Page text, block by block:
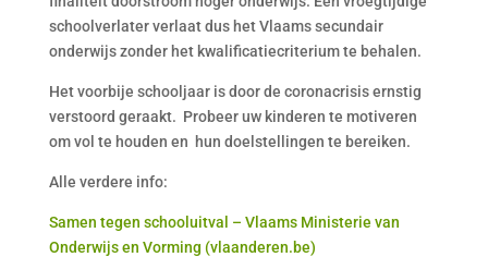
schoolverlater verlaat dus het Vlaams secundair
onderwijs zonder het kwalificatiecriterium te behalen.
Het voorbije schooljaar is door de coronacrisis ernstig
verstoord geraakt. Probeer uw kinderen te motiveren
om vol te houden en hun doelstellingen te bereiken.
Alle verdere info:
Samen tegen schooluitval – Vlaams Ministerie van
Onderwijs en Vorming (vlaanderen.be)